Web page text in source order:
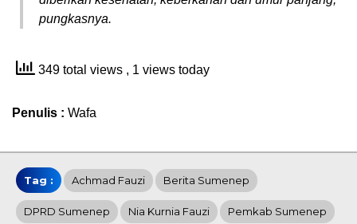
pungkasnya.
349 total views , 1 views today
Penulis : Wafa
Tag : Achmad Fauzi Berita Sumenep
DPRD Sumenep Nia Kurnia Fauzi Pemkab Sumenep